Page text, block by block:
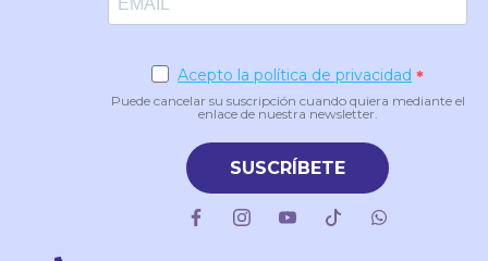
Acepto la política de privacidad
Puede cancelar su suscripción cuando quiera mediante el
enlace de nuestra newsletter.
SUSCRÍBETE